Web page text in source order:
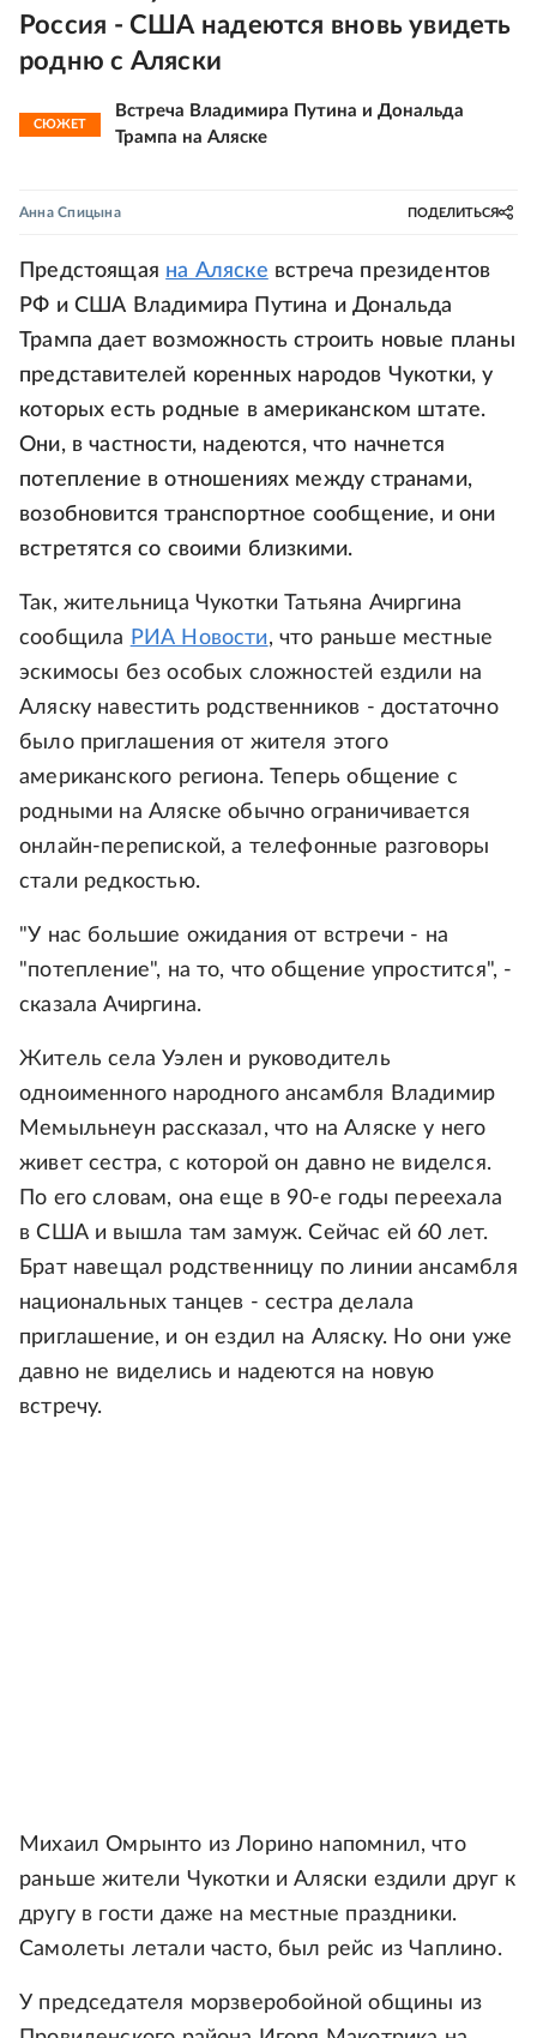
Россия - США надеются вновь увидеть
родню с Аляски
СЮЖЕТ
Встреча Владимира Путина и Дональда
Трампа на Аляске
Анна Спицына ПОДЕЛИТЬСЯ
Предстоящая на Аляске встреча президентов
РФ и США Владимира Путина и Дональда
Трампа дает возможность строить новые планы
представителей коренных народов Чукотки, у
которых есть родные в американском штате.
Они, в частности, надеются, что начнется
потепление в отношениях между странами,
возобновится транспортное сообщение, и они
встретятся со своими близкими.
Так, жительница Чукотки Татьяна Ачиргина
сообщила РИА Новости, что раньше местные
эскимосы без особых сложностей ездили на
Аляску навестить родственников - достаточно
было приглашения от жителя этого
американского региона. Теперь общение с
родными на Аляске обычно ограничивается
онлайн-перепиской, а телефонные разговоры
стали редкостью.
"У нас большие ожидания от встречи - на
"потепление", на то, что общение упростится", -
сказала Ачиргина.
Житель села Уэлен и руководитель
одноименного народного ансамбля Владимир
Мемыльнеун рассказал, что на Аляске у него
живет сестра, с которой он давно не виделся.
По его словам, она еще в 90-е годы переехала
в США и вышла там замуж. Сейчас ей 60 лет.
Брат навещал родственницу по линии ансамбля
национальных танцев - сестра делала
приглашение, и он ездил на Аляску. Но они уже
давно не виделись и надеются на новую
встречу.
Михаил Омрынто из Лорино напомнил, что
раньше жители Чукотки и Аляски ездили друг к
другу в гости даже на местные праздники.
Самолеты летали часто, был рейс из Чаплино.
У председателя морзверобойной общины из